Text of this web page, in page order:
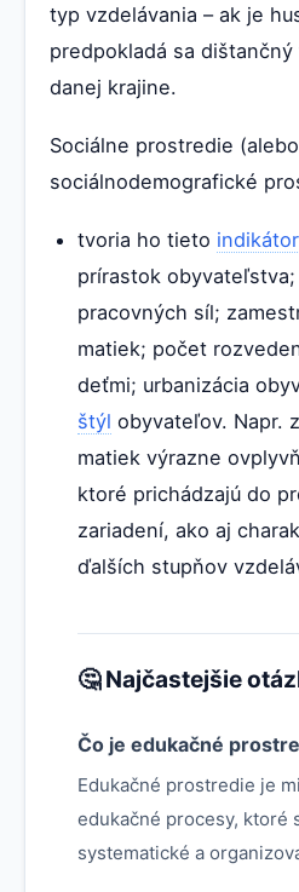
typ vzdelávania – ak je
predpokladá sa
danej krajine.
Sociálne prostredie (alebo
sociálnodemografické
tvoria ho tieto
prírastok
pracovných síl;
matiek; počet
deťmi; urbanizácia
štýl obyvateľov. Napr.
matiek výrazne
ktoré prichádzajú do
zariadení, ako aj
ďalších stupňov
🤔 Najčastejšie
Čo je edukačné
Edukačné prostredie je
edukačné procesy, ktoré
systematické a